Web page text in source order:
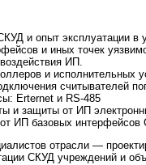
и опыт эксплуатации
и иных точек
ИП.
и исполнительных
считывателей
Erternet и RS-485
и защиты от ИП
ИП базовых интерфейсов
отрасли —
СКУД учреждений и